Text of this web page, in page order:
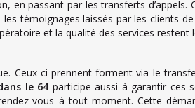
en passant par les transferts
témoignages laissés par les clients de
et la qualité des services restent
Ceux-ci prennent forment via le
le 64 participe aussi à garantir ces
vous à tout moment. Cette